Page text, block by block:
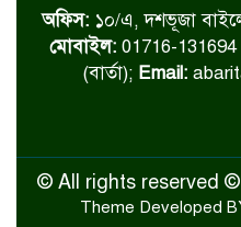
অফিস: ১০/এ, দশভূজা
মোবাইল:01716-131694
(বার্তা); Email:
© All rights reserved
Theme Developed